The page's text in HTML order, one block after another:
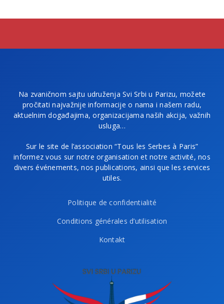
Na zvaničnom sajtu udruženja Svi Srbi u Parizu, možete
pročitati najvažnije informacije o nama i našem radu,
aktuelnim događajima, organizacijama naših akcija, važnih
usluga…
Sur le site de l’association “Tous les Serbes à Paris”
informez vous sur notre organisation et notre activité, nos
divers événements, nos publications, ainsi que les services
utiles.
Politique de confidentialité
Conditions générales d’utilisation
Kontakt